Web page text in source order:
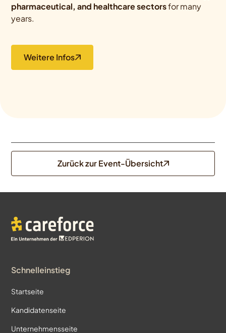
pharmaceutical, and healthcare sectorsfor many
years.
Weitere Infos
Zurück zur Event-Übersicht
Schnelleinstieg
Startseite
Kandidatenseite
Unternehmensseite